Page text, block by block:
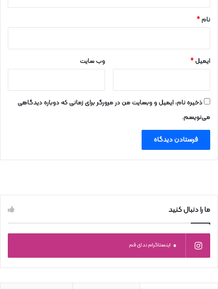
نام*
ایمیل* وب‌ سایت
ذخیره نام، ایمیل و وبسایت من در مرورگر برای زمانی که دوباره دیدگاهی
می‌نویسم.
ما را دنبال کنید
0 اینستاگرام ندای قم